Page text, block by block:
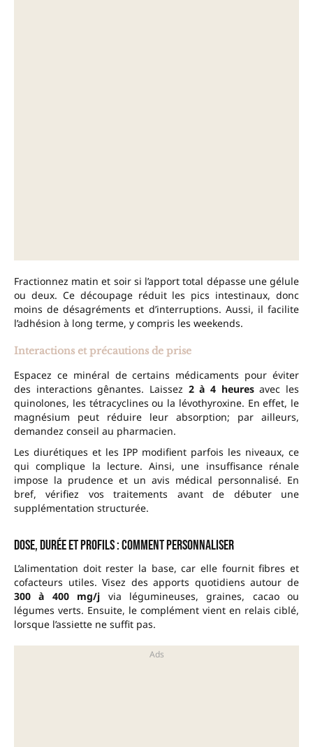
Fractionnez matin et soir si l’apport total dépasse une gélule
ou deux. Ce découpage réduit les pics intestinaux, donc
moins de désagréments et d’interruptions. Aussi, il facilite
l’adhésion à long terme, y compris les weekends.
Interactions et précautions de prise
Espacez ce minéral de certains médicaments pour éviter
des interactions gênantes. Laissez 2 à 4 heuresavec les
quinolones, les tétracyclines ou la lévothyroxine. En effet, le
magnésium peut réduire leur absorption; par ailleurs,
demandez conseil au pharmacien.
Les diurétiques et les IPP modifient parfois les niveaux, ce
qui complique la lecture. Ainsi, une insuffisance rénale
impose la prudence et un avis médical personnalisé. En
bref, vérifiez vos traitements avant de débuter une
supplémentation structurée.
Dose, durée et profils : comment personnaliser
L’alimentation doit rester la base, car elle fournit fibres et
cofacteurs utiles. Visez des apports quotidiens autour de
300 à 400 mg/j via légumineuses, graines, cacao ou
légumes verts. Ensuite, le complément vient en relais ciblé,
lorsque l’assiette ne suffit pas.